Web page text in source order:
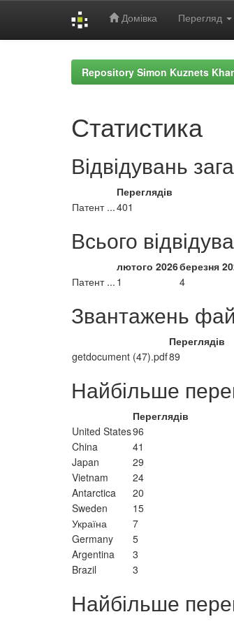
Домівка Перегляд
Repository Simon Kuznets
Статистика
Відвідувань
Переглядів
Патент ...401
Всього
лютого 2026березня
Патент ... 1 4
Звантажень
Переглядів
getdocument (47).pdf89
Найбільше
Переглядів
United States96
China
41
Japan
29
Vietnam
24
Antarctica
20
Sweden
15
Україна
7
Germany
5
Argentina
3
Brazil
3
Найбільше